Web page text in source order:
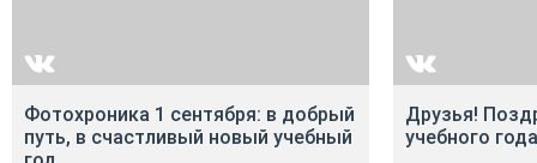
Фотохроника 1 сентября: в добрый
путь, в счастливый новый учебный
Друзья!
учебного